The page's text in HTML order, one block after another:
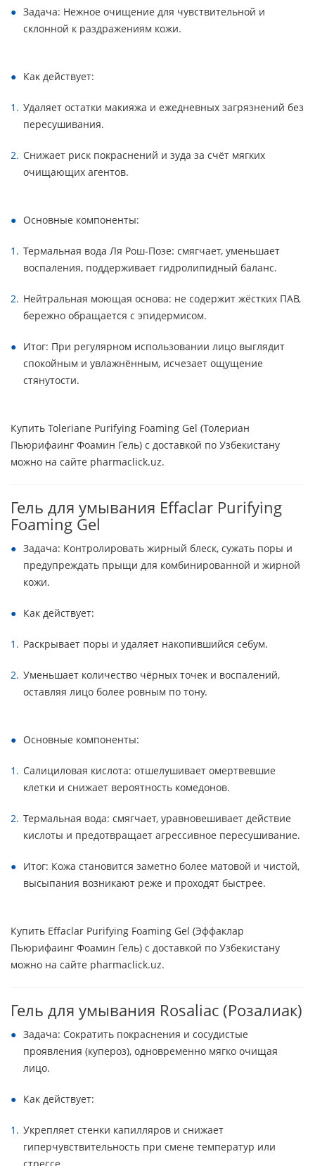
Задача: Нежное очищение для чувствительной и
склонной к раздражениям кожи.
Как действует:
Удаляет остатки макияжа и ежедневных загрязнений без
пересушивания.
Снижает риск покраснений и зуда за счёт мягких
очищающих агентов.
Основные компоненты:
Термальная вода Ля Рош-Позе: смягчает, уменьшает
воспаления, поддерживает гидролипидный баланс.
Нейтральная моющая основа: не содержит жёстких ПАВ,
бережно обращается с эпидермисом.
Итог: При регулярном использовании лицо выглядит
спокойным и увлажнённым, исчезает ощущение
стянутости.
Купить Toleriane Purifying Foaming Gel (Толериан
Пьюрифаинг Фоамин Гель) с доставкой по Узбекистану
можно на сайте pharmaclick.uz.
Гель для умывания Effaclar Purifying
Foaming Gel
Задача: Контролировать жирный блеск, сужать поры и
предупреждать прыщи для комбинированной и жирной
кожи.
Как действует:
Раскрывает поры и удаляет накопившийся себум.
Уменьшает количество чёрных точек и воспалений,
оставляя лицо более ровным по тону.
Основные компоненты:
Салициловая кислота: отшелушивает омертвевшие
клетки и снижает вероятность комедонов.
Термальная вода: смягчает, уравновешивает действие
кислоты и предотвращает агрессивное пересушивание.
Итог: Кожа становится заметно более матовой и чистой,
высыпания возникают реже и проходят быстрее.
Купить Effaclar Purifying Foaming Gel (Эффаклар
Пьюрифаинг Фоамин Гель) с доставкой по Узбекистану
можно на сайте pharmaclick.uz.
Гель для умывания Rosaliac (Розалиак)
Задача: Сократить покраснения и сосудистые
проявления (купероз), одновременно мягко очищая
лицо.
Как действует:
Укрепляет стенки капилляров и снижает
гиперчувствительность при смене температур или